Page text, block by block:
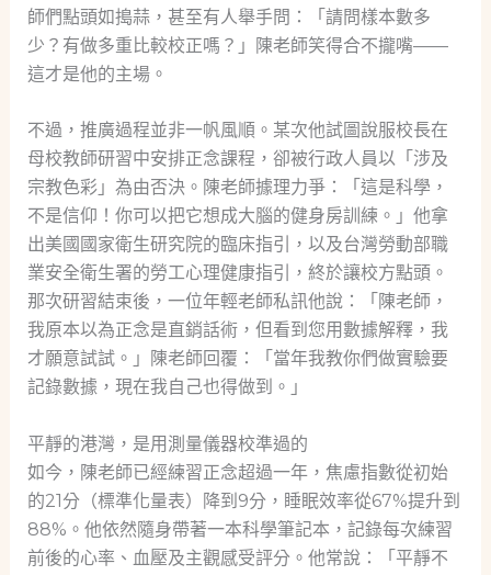
師們點頭如搗蒜，甚至有人舉手問：「請問樣本數多
少？有做多重比較校正嗎？」陳老師笑得合不攏嘴——
這才是他的主場。
不過，推廣過程並非一帆風順。某次他試圖說服校長在
母校教師研習中安排正念課程，卻被行政人員以「涉及
宗教色彩」為由否決。陳老師據理力爭：「這是科學，
不是信仰！你可以把它想成大腦的健身房訓練。」他拿
出美國國家衛生研究院的臨床指引，以及台灣勞動部職
業安全衛生署的勞工心理健康指引，終於讓校方點頭。
那次研習結束後，一位年輕老師私訊他說：「陳老師，
我原本以為正念是直銷話術，但看到您用數據解釋，我
才願意試試。」陳老師回覆：「當年我教你們做實驗要
記錄數據，現在我自己也得做到。」
平靜的港灣，是用測量儀器校準過的
如今，陳老師已經練習正念超過一年，焦慮指數從初始
的21分（標準化量表）降到9分，睡眠效率從67%提升到
88%。他依然隨身帶著一本科學筆記本，記錄每次練習
前後的心率、血壓及主觀感受評分。他常說：「平靜不